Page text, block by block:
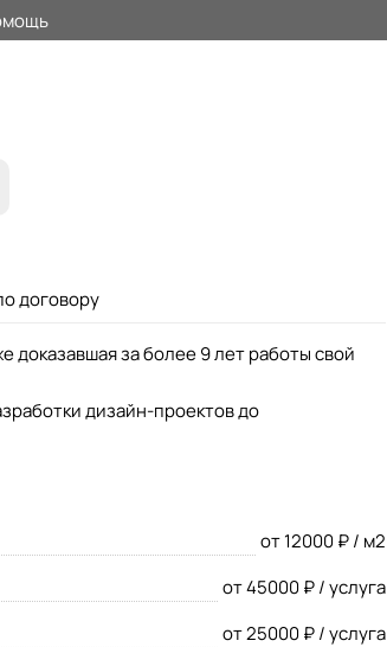
договору
за более 9 лет работы свой
дизайн-проектов до
от 12000 ₽ / м2
от 45000 ₽ / услуга
от 25000 ₽ / услуга